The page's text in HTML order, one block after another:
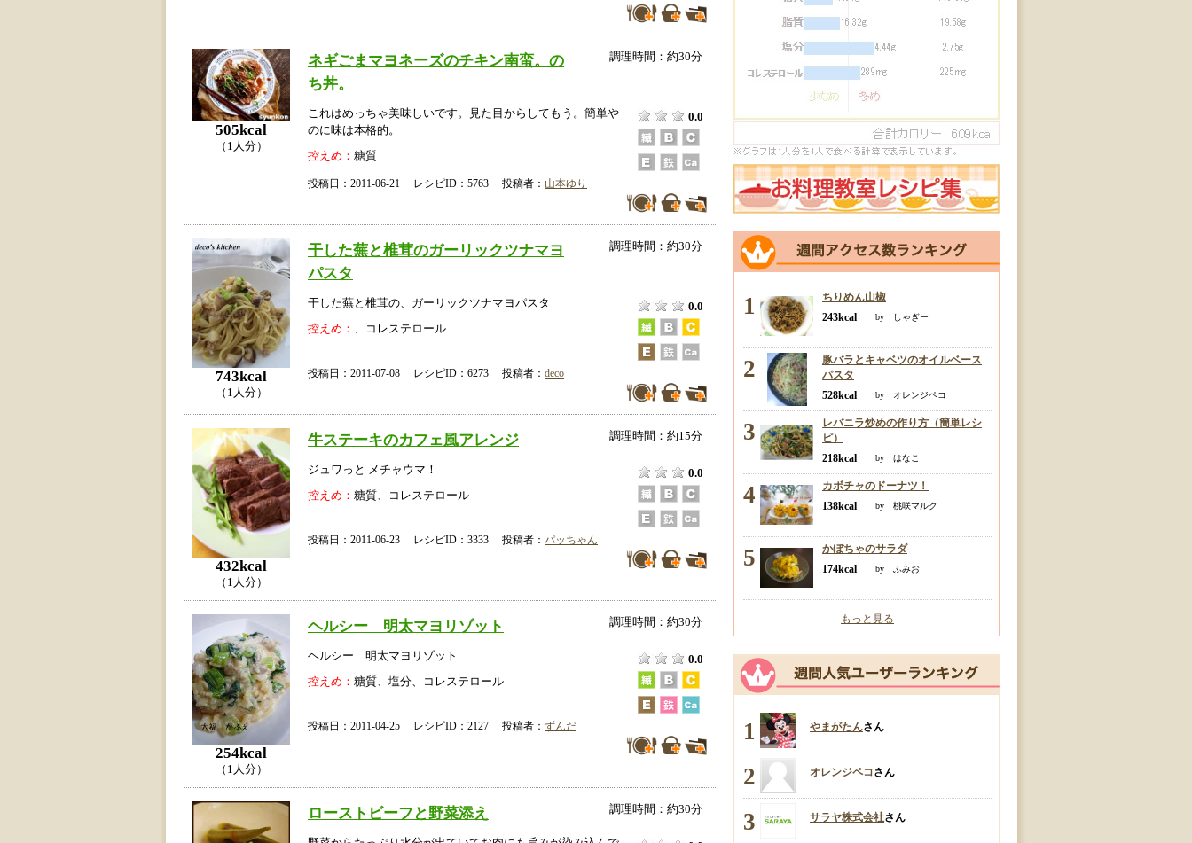
505kcal
（1人分）
ネギごまマヨネーズのチキン南蛮。の
ち丼。
調理時間：約30分
これはめっちゃ美味しいです。見た目からしてもう。簡単や
のに味は本格的。
0.0
控えめ： 糖質
投稿日：2011-06-21 レシピID：5763 投稿者： 山本ゆり
743kcal
（1人分）
干した蕪と椎茸のガーリックツナマヨ
パスタ
調理時間：約30分
干した蕪と椎茸の、ガーリックツナマヨパスタ
0.0
控えめ：
、コレステロール
投稿日：2011-07-08 レシピID：6273 投稿者： deco
432kcal
（1人分）
牛ステーキのカフェ風アレンジ 調理時間：約15分
ジュワっと メチャウマ！
0.0
控えめ： 糖質、コレステロール
投稿日：2011-06-23 レシピID：3333 投稿者： パッちゃん
254kcal
（1人分）
ヘルシー 明太マヨリゾット 調理時間：約30分
ヘルシー 明太マヨリゾット
0.0
控えめ： 糖質、塩分、コレステロール
投稿日：2011-04-25 レシピID：2127 投稿者： ずんだ
ローストビーフと野菜添え 調理時間：約30分
1
ちりめん山椒
243kcal
by しゃぎー
2
豚バラとキャベツのオイルベース
パスタ
528kcal
by オレンジペコ
3
レバニラ炒めの作り方（簡単レシ
ピ）
218kcal
by はなこ
4
カボチャのドーナツ！
138kcal
by 桃咲マルク
5
かぼちゃのサラダ
174kcal
by ふみお
もっと見る
1 やまがたんさん
2 オレンジペコさん
3 サラヤ株式会社さん